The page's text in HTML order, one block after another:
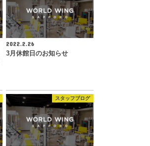
2022.2.26
3月休館日のお知らせ
スタッフブログ